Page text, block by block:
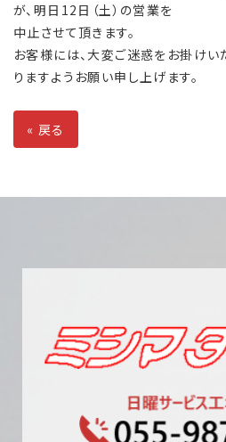
が、明日12日（土）の営業を
中止させて頂きます。
お客様には、大変ご迷惑をお掛けい
りますようお願い申し上げます。
« 戻る